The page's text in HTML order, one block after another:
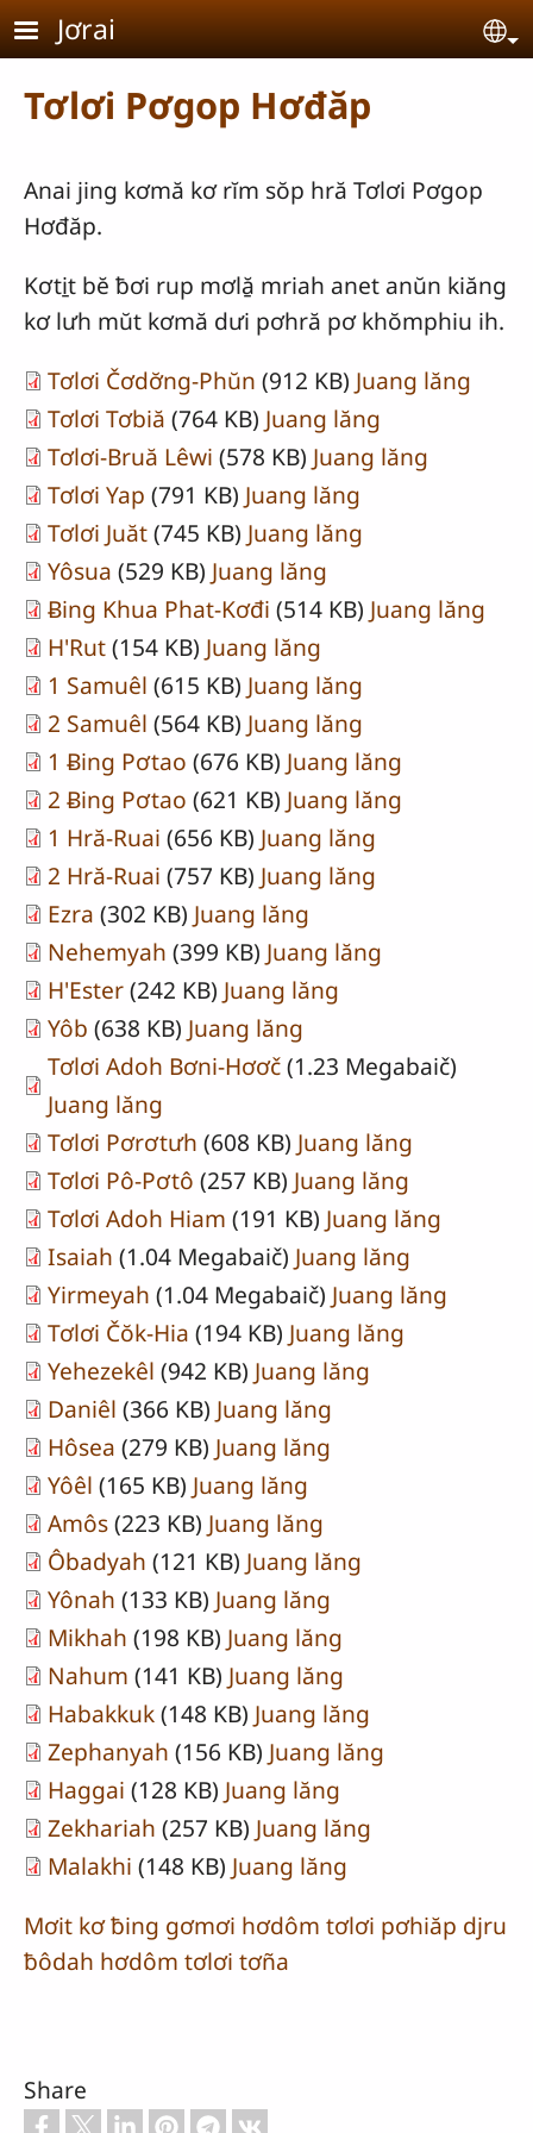
Skip to main content
Jơrai
Tơlơi Pơgop Hơđăp
Anai jing kơmă kơ rĭm sŏp hră Tơlơi Pơgop
Hơđăp.
Kơti̱t bĕ ƀơi rup mơlă̱ mriah anet anŭn kiăng
kơ lưh mŭt kơmă dưi pơhră pơ khŏmphiu ih.
Tơlơi Čơdơ̆ng-Phŭn (912 KB) Juang lăng
Tơlơi Tơbiă (764 KB) Juang lăng
Tơlơi-Bruă Lêwi (578 KB) Juang lăng
Tơlơi Yap (791 KB) Juang lăng
Tơlơi Juăt(745 KB) Juang lăng
Yôsua (529 KB) Juang lăng
Ƀing Khua Phat-Kơđi (514 KB) Juang lăng
H'Rut(154 KB) Juang lăng
1 Samuêl (615 KB) Juang lăng
2 Samuêl (564 KB) Juang lăng
1 Ƀing Pơtao (676 KB) Juang lăng
2 Ƀing Pơtao (621 KB) Juang lăng
1 Hră-Ruai (656 KB) Juang lăng
2 Hră-Ruai (757 KB) Juang lăng
Ezra (302 KB) Juang lăng
Nehemyah (399 KB) Juang lăng
H'Ester(242 KB) Juang lăng
Yôb (638 KB) Juang lăng
Tơlơi Adoh Bơni-Hơơč(1.23 Megabaič)
Juang lăng
Tơlơi Pơrơtưh (608 KB) Juang lăng
Tơlơi Pô-Pơtô (257 KB) Juang lăng
Tơlơi Adoh Hiam (191 KB) Juang lăng
Isaiah (1.04 Megabaič) Juang lăng
Yirmeyah (1.04 Megabaič) Juang lăng
Tơlơi Čŏk-Hia (194 KB) Juang lăng
Yehezekêl (942 KB) Juang lăng
Daniêl (366 KB) Juang lăng
Hôsea (279 KB) Juang lăng
Yôêl (165 KB) Juang lăng
Amôs(223 KB) Juang lăng
Ôbadyah (121 KB) Juang lăng
Yônah (133 KB) Juang lăng
Mikhah (198 KB) Juang lăng
Nahum (141 KB) Juang lăng
Habakkuk(148 KB) Juang lăng
Zephanyah (156 KB) Juang lăng
Haggai (128 KB) Juang lăng
Zekhariah (257 KB) Juang lăng
Malakhi (148 KB) Juang lăng
Mơit kơ ƀing gơmơi hơdôm tơlơi pơhiăp djru
ƀôdah hơdôm tơlơi tơña
Share